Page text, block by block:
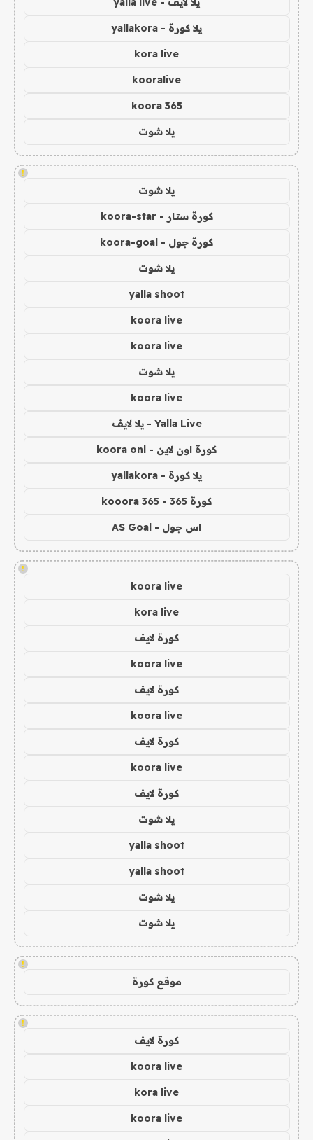
يلا كورة - yallakora
kora live
kooralive
koora 365
يلا شوت
!
يلا شوت
كورة ستار - koora-star
كورة جول - koora-goal
يلا شوت
yalla shoot
koora live
koora live
يلا شوت
koora live
Yalla Live - يلا لايف
كورة اون لاين - koora onl
يلا كورة - yallakora
كورة 365 - kooora 365
اس جول - AS Goal
!
koora live
kora live
كورة لايف
koora live
كورة لايف
koora live
كورة لايف
koora live
كورة لايف
يلا شوت
yalla shoot
yalla shoot
يلا شوت
يلا شوت
!
موقع كورة
!
كورة لايف
koora live
kora live
koora live